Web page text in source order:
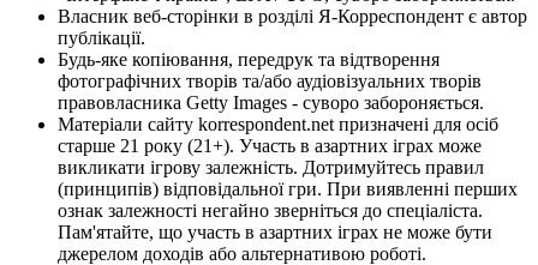
Власник веб-сторінки в розділі Я-Корреспондент є автор
публікації.
Будь-яке копіювання, передрук та відтворення
фотографічних творів та/або аудіовізуальних творів
правовласника Getty Images - суворо забороняється.
Матеріали сайту korrespondent.net призначені для осіб
старше 21 року (21+). Участь в азартних іграх може
викликати ігрову залежність. Дотримуйтесь правил
(принципів) відповідальної гри. При виявленні перших
ознак залежності негайно зверніться до спеціаліста.
Пам'ятайте, що участь в азартних іграх не може бути
джерелом доходів або альтернативою роботі.